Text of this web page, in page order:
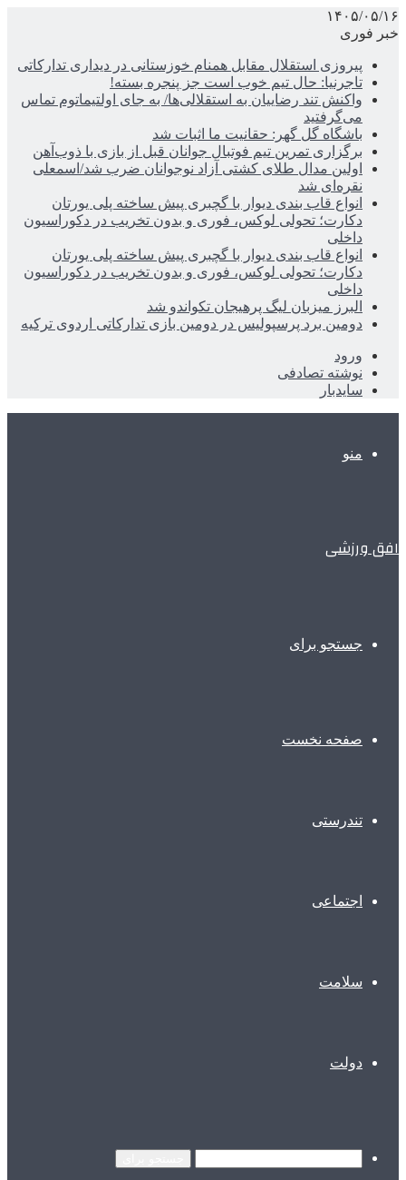
۱۴۰۵/۰۵/۱۶
خبر فوری
پیروزی استقلال مقابل همنام خوزستانی در دیداری تدارکاتی
تاجرنیا: حال تیم خوب است جز پنجره بسته!
واکنش تند رضاییان به استقلالی‌ها/ به جای اولتیماتوم تماس
می‌گرفتید
باشگاه گل گهر: حقانیت ما اثبات شد
برگزاری تمرین تیم فوتبال جوانان قبل از بازی با ذوب‌آهن
اولین مدال طلای کشتی آزاد نوجوانان ضرب شد/اسمعلی
نقره‌ای شد
انواع قاب بندی دیوار با گچبری پیش ساخته پلی یورتان
دکارت؛ تحولی لوکس، فوری و بدون تخریب در دکوراسیون
داخلی
انواع قاب بندی دیوار با گچبری پیش ساخته پلی یورتان
دکارت؛ تحولی لوکس، فوری و بدون تخریب در دکوراسیون
داخلی
البرز میزبان لیگ پرهیجان تکواندو شد
دومین برد پرسپولیس در دومین بازی تدارکاتی اردوی ترکیه
ورود
نوشته تصادفی
سایدبار
منو
افق ورزشی
جستجو برای
صفحه نخست
تندرستی
اجتماعی
سلامت
دولت